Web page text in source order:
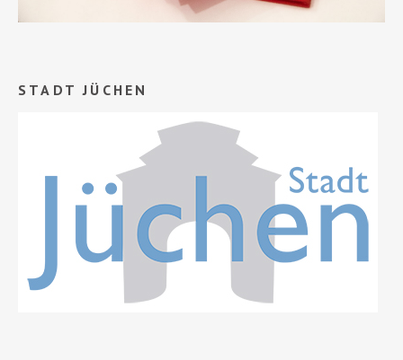
STADT JÜCHEN